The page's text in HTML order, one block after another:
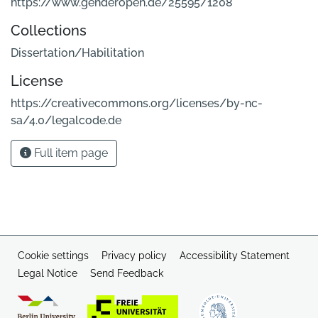
Collections
Dissertation/Habilitation
License
https://creativecommons.org/licenses/by-nc-
sa/4.0/legalcode.de
Full item page
Cookie settings Privacy policy
Accessibility Statement
Legal Notice
Send Feedback